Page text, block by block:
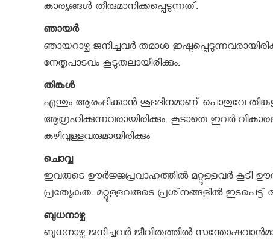
കാര്യങ്ങള്‍ തീരുമാനിക്കപ്പെടുന്നത്.
ഞായര്‍
ഞായറാഴ്ച ജനിച്ചവര്‍ തമാശ
നേതൃപാടവം കൂടുതലായിരിക്കും.
തിങ്കള്‍
എന്തും ആരംഭിക്കാന്‍ ശുഭദിനമാണ് പൊതുവേ
ആഗ്രഹിക്കുന്നവരായിരിക്കും. കൂടാതെ ഇവർ
കഴിവുള്ളവരുമായിരിക്കും
ചൊവ്വ
ഇവരുടെ ഊര്‍ജ്ജപ്രവാഹത്തില്‍ മറ്റുള്ളവര്‍ കൂടി
പ്രത്യേകത. മറ്റുള്ളവരുടെ പ്രശ്‌നങ്ങളില്‍
ബുധനാഴ്ച
ബുധനാഴ്ച ജനിച്ചവര്‍ ജീവിതത്തില്‍